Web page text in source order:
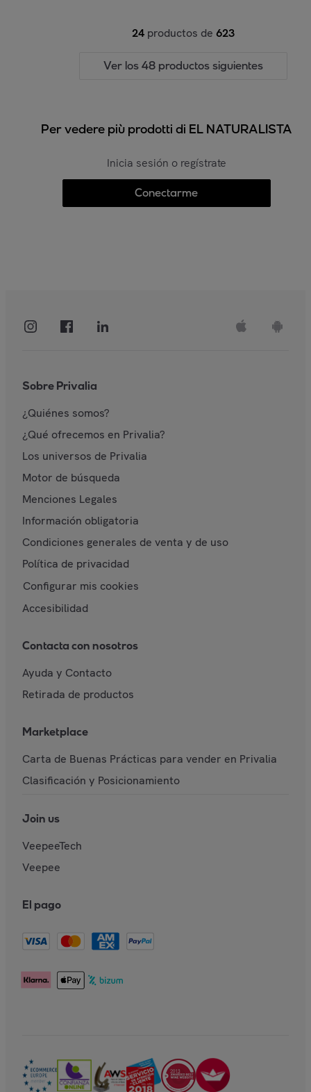
24 productos de 623
Ver los 48 productos siguientes
Per vedere più prodotti di EL NATURALISTA
Inicia sesión o regístrate
Conectarme
Sobre Privalia
¿Quiénes somos?
¿Qué ofrecemos en Privalia?
Los universos de Privalia
Motor de búsqueda
Menciones Legales
Información obligatoria
Condiciones generales de venta y de uso
Política de privacidad
Configurar mis cookies
Accesibilidad
Contacta con nosotros
Ayuda y Contacto
Retirada de productos
Marketplace
Carta de Buenas Prácticas para vender en Privalia
Clasificación y Posicionamiento
Join us
VeepeeTech
Veepee
El pago